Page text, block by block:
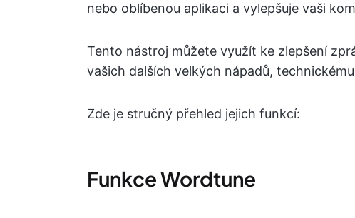
nebo oblíbenou aplikaci a vylepšuje vaši
Tento nástroj můžete využít ke zlepšení
vašich dalších velkých nápadů,
Zde je stručný přehled jejich funkcí:
Funkce Wordtune